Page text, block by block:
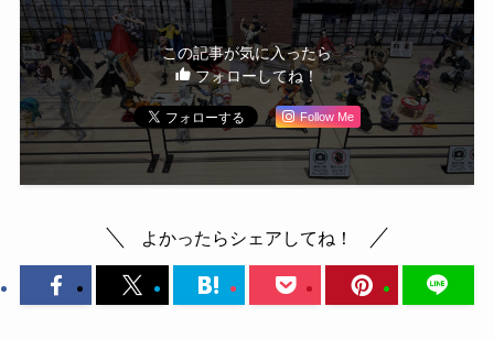
この記事が気に入ったら
フォローしてね！
Follow Me
よかったらシェアしてね！